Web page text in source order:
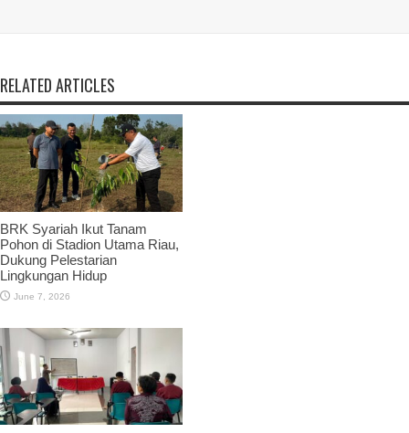
RELATED ARTICLES
BRK Syariah Ikut Tanam
Pohon di Stadion Utama Riau,
Dukung Pelestarian
Lingkungan Hidup
June 7, 2026